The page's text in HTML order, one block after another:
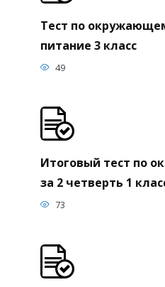
Тест по
питание 3 класс
49
Итоговый тест по
за 2 четверть 1
73